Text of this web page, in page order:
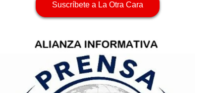
Suscríbete a La Otra Cara